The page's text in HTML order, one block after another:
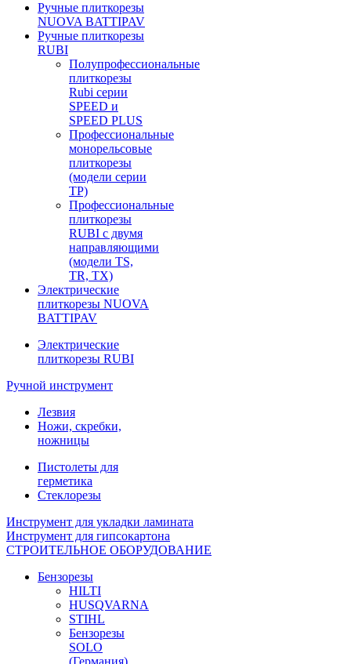
Ручные плиткорезы
NUOVA BATTIPAV
Ручные плиткорезы
RUBI
Полупрофессиональные
плиткорезы
Rubi серии
SPEED и
SPEED PLUS
Профессиональные
монорельсовые
плиткорезы
(модели серии
TP)
Профессиональные
плиткорезы
RUBI с двумя
направляющими
(модели TS,
TR, TX)
Электрические
плиткорезы NUOVA
BATTIPAV
Электрические
плиткорезы RUBI
Ручной инструмент
Лезвия
Ножи, скребки,
ножницы
Пистолеты для
герметика
Стеклорезы
Инструмент для укладки ламината
Инструмент для гипсокартона
СТРОИТЕЛЬНОЕ ОБОРУДОВАНИЕ
Бензорезы
HILTI
HUSQVARNA
STIHL
Бензорезы
SOLO
(Германия)